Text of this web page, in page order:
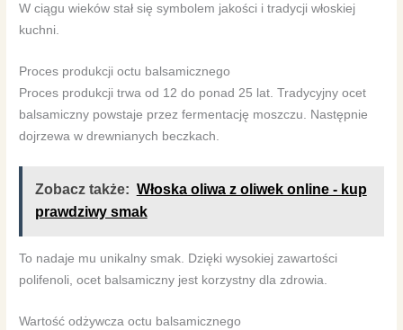
W ciągu wieków stał się symbolem jakości i tradycji włoskiej
kuchni.
Proces produkcji octu balsamicznego
Proces produkcji trwa od 12 do ponad 25 lat. Tradycyjny ocet
balsamiczny powstaje przez fermentację moszczu. Następnie
dojrzewa w drewnianych beczkach.
Zobacz także: Włoska oliwa z oliwek online - kup
prawdziwy smak
To nadaje mu unikalny smak. Dzięki wysokiej zawartości
polifenoli, ocet balsamiczny jest korzystny dla zdrowia.
Wartość odżywcza octu balsamicznego